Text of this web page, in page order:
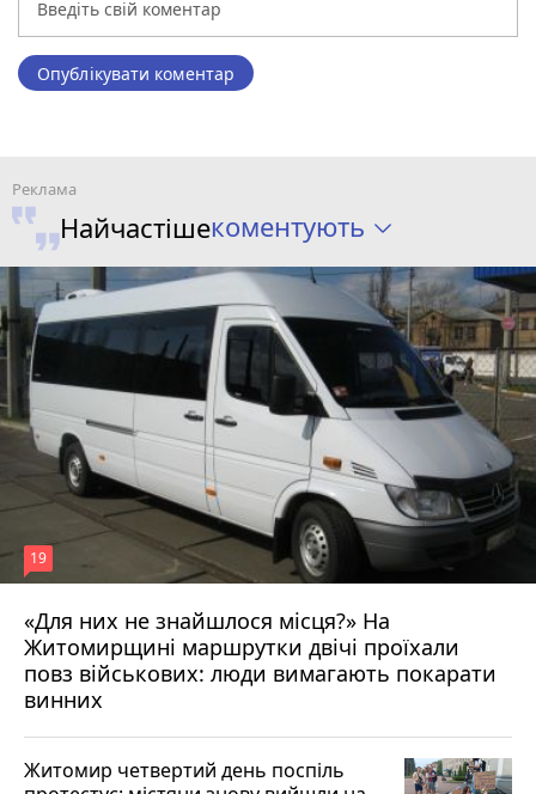
Опублікувати коментар
Найчастішекоментують
«Для них не знайшлося місця?» На
Житомирщині маршрутки двічі проїхали
повз військових: люди вимагають покарати
винних
19
17 липня 2026 р.
Житомир четвертий день поспіль